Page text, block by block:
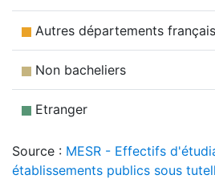
Autres départements français
Non bacheliers
Etranger
Source : MESR - Effectifs
établissements publics sous